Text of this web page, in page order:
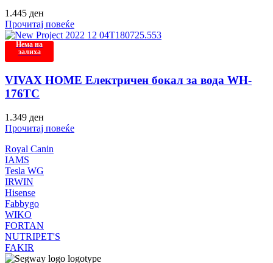
1.445 ден
Прочитај повеќе
Нема на
залиха
VIVAX HOME Електричен бокал за вода WH-
176TC
1.349 ден
Прочитај повеќе
Royal Canin
IAMS
Tesla WG
IRWIN
Hisense
Fabbygo
WIKO
FORTAN
NUTRIPET'S
FAKIR